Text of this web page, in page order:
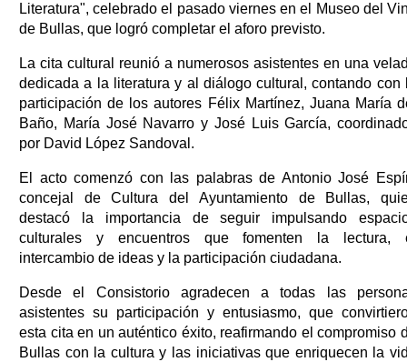
Literatura", celebrado el pasado viernes en el Museo del
de Bullas, que logró completar el aforo previsto.
La cita cultural reunió a numerosos asistentes en una
dedicada a la literatura y al diálogo cultural, contando con
participación de los autores Félix Martínez, Juana María
Baño, María José Navarro y José Luis García,
por David López Sandoval.
El acto comenzó con las palabras de Antonio José
concejal de Cultura del Ayuntamiento de Bullas,
destacó la importancia de seguir impulsando
culturales y encuentros que fomenten la lectura,
intercambio de ideas y la participación ciudadana.
Desde el Consistorio agradecen a todas las
asistentes su participación y entusiasmo, que
esta cita en un auténtico éxito, reafirmando el compromiso
Bullas con la cultura y las iniciativas que enriquecen la